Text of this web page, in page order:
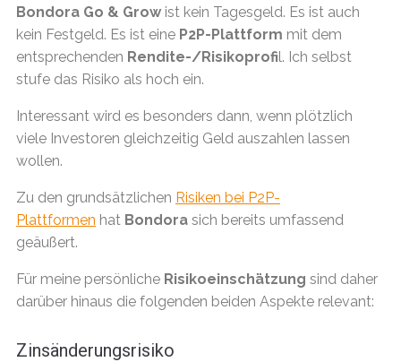
Bondora Go & Growist kein Tagesgeld. Es ist auch
kein Festgeld. Es ist eine P2P-Plattform mit dem
entsprechenden Rendite-/Risikoprofil. Ich selbst
stufe das Risiko als hoch ein.
Interessant wird es besonders dann, wenn plötzlich
viele Investoren gleichzeitig Geld auszahlen lassen
wollen.
Zu den grundsätzlichen Risiken bei P2P-
Plattformen hat Bondora sich bereits umfassend
geäußert.
Für meine persönliche Risikoeinschätzung sind daher
darüber hinaus die folgenden beiden Aspekte relevant:
Zinsänderungsrisiko